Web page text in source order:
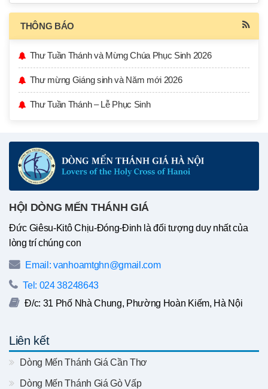
THÔNG BÁO
Thư Tuần Thánh và Mừng Chúa Phục Sinh 2026
Thư mừng Giáng sinh và Năm mới 2026
Thư Tuần Thánh – Lễ Phục Sinh
HỘI DÒNG MẾN THÁNH GIÁ
Đức Giêsu-Kitô Chịu-Đóng-Đinh là đối tượng duy nhất của
lòng trí chúng con
Email: vanhoamtghn@gmail.com
Tel: 024 38248643
Đ/c: 31 Phố Nhà Chung, Phường Hoàn Kiếm, Hà Nội
Liên kết
Dòng Mến Thánh Giá Cần Thơ
Dòng Mến Thánh Giá Gò Vấp